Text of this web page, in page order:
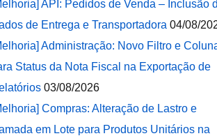
API: Pedidos de Venda – Inclusão
de Entrega e Transportadora 04/08/
Administração: Novo Filtro e
Status da Nota Fiscal na Exportação de
03/08/2026
Compras: Alteração de Lastro e
em Lote para Produtos Unitários na